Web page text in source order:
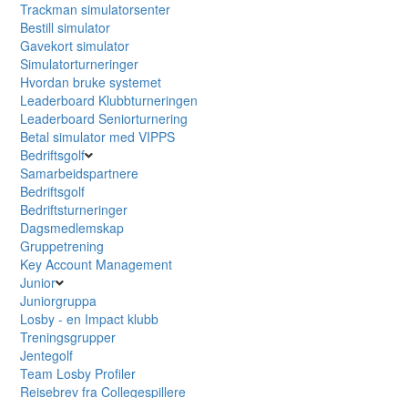
Trackman simulatorsenter
Bestill simulator
Gavekort simulator
Simulatorturneringer
Hvordan bruke systemet
Leaderboard Klubbturneringen
Leaderboard Seniorturnering
Betal simulator med VIPPS
Bedriftsgolf
Samarbeidspartnere
Bedriftsgolf
Bedriftsturneringer
Dagsmedlemskap
Gruppetrening
Key Account Management
Junior
Juniorgruppa
Losby - en Impact klubb
Treningsgrupper
Jentegolf
Team Losby Profiler
Reisebrev fra Collegespillere